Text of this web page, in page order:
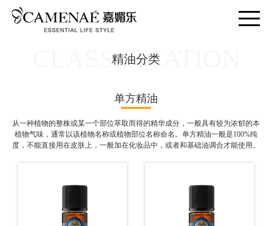
CLASSIFICATION
精油分类
单方精油
从一种植物的整株或某一个部位萃取而得的精华成分，一般具有较为浓郁的本
植物气味，通常以该植物名称或植物部位名称命名。单方精油一般是100%纯
度，不能直接用在皮肤上，一般加在化妆品中，或者和基础油调合才能使用。